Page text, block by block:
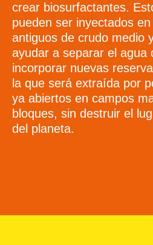
crear biosurfactantes.
pueden ser inyectados
antiguos de crudo medio
ayudar a separar el agua
incorporar nuevas
la que será extraída por
ya abiertos en campos
bloques, sin destruir el
del planeta.